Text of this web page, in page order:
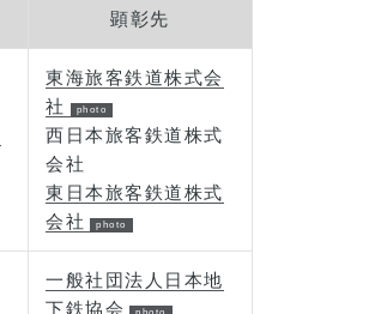
顕彰先
東海旅客鉄道株式会
社
西日本旅客鉄道株式
会社
東日本旅客鉄道株式
会社
一般社団法人日本地
下鉄協会